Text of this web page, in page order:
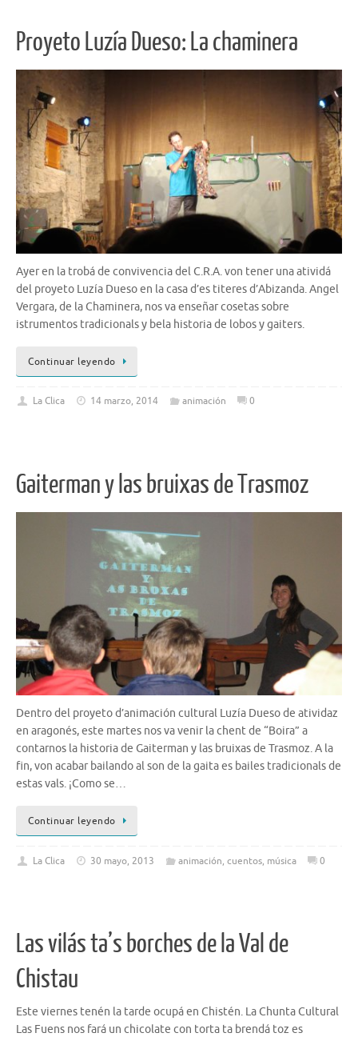
Proyeto Luzía Dueso: La chaminera
Ayer en la trobá de convivencia del C.R.A. von tener una atividá
del proyeto Luzía Dueso en la casa d’es titeres d’Abizanda. Angel
Vergara, de la Chaminera, nos va enseñar cosetas sobre
istrumentos tradicionals y bela historia de lobos y gaiters.
Continuar leyendo
La Clica 14 marzo, 2014 animación 0
Gaiterman y las bruixas de Trasmoz
Dentro del proyeto d’animación cultural Luzía Dueso de atividaz
en aragonés, este martes nos va venir la chent de “Boira” a
contarnos la historia de Gaiterman y las bruixas de Trasmoz. A la
fin, von acabar bailando al son de la gaita es bailes tradicionals de
estas vals. ¡Como se…
Continuar leyendo
La Clica 30 mayo, 2013 animación, cuentos, música 0
Las vilás ta’s borches de la Val de
Chistau
Este viernes tenén la tarde ocupá en Chistén. La Chunta Cultural
Las Fuens nos fará un chicolate con torta ta brendá toz es